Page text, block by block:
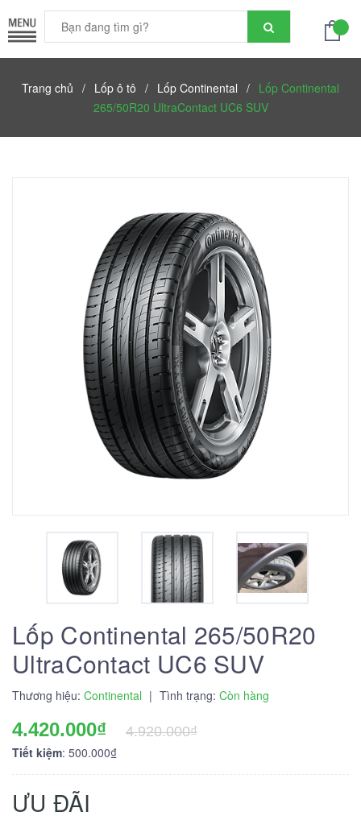
Trang chủ / Lốp ô tô / Lốp Continental / Lốp Continental
265/50R20 UltraContact UC6 SUV
Lốp Continental 265/50R20
UltraContact UC6 SUV
Thương hiệu: Continental | Tình trạng: Còn hàng
4.420.000₫
4.920.000₫
Tiết kiệm: 500.000₫
ƯU ĐÃI